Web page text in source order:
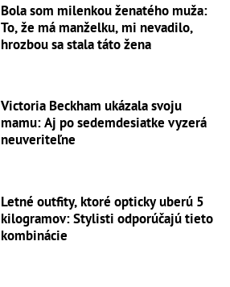
Bola som milenkou ženatého muža:
To, že má manželku, mi nevadilo,
hrozbou sa stala táto žena
Victoria Beckham ukázala svoju
mamu: Aj po sedemdesiatke vyzerá
neuveriteľne
Letné outfity, ktoré opticky uberú 5
kilogramov: Stylisti odporúčajú tieto
kombinácie